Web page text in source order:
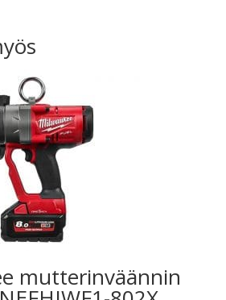
mutterinväännin